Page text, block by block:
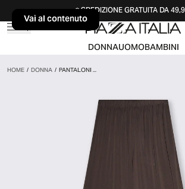
Vai al contenutoSPEDIZIONE GRATUITA DA
DONNAUOMOBAMBINI
HOME/DONNA/PANTALONI ...
Vai al contenuto